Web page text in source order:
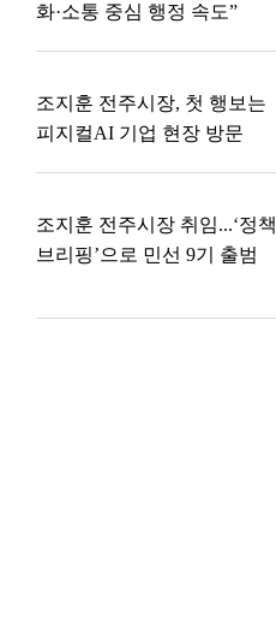
화·소통 중심 행정 속도”
조지훈 전주시장, 첫 행보는
피지컬AI 기업 현장 방문
조지훈 전주시장 취임...‘정책
브리핑’으로 민선 9기 출범